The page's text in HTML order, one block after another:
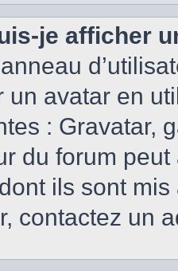
je afficher
un avatar en
: Gravatar,
du forum
ils sont
contactez un